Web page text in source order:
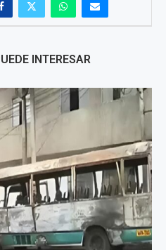
INTERESAR